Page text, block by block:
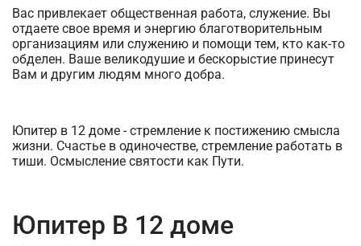
Вас привлекает общественная работа, служение. Вы
отдаете свое время и энергию благотворительным
организациям или служению и помощи тем, кто как-то
обделен. Ваше великодушие и бескорыстие принесут
Вам и другим людям много добра.
Юпитер в 12 доме - стремление к постижению смысла
жизни. Счастье в одиночестве, стремление работать в
тиши. Осмысление святости как Пути.
Юпитер В 12 доме